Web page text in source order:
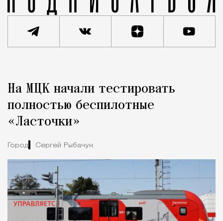
Город
На МЦК начали тестировать
полностью беспилотные
«Ласточки»
Город Сергей Рыбачук